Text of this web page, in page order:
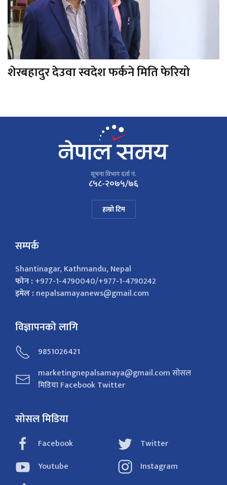
शेरबहादुर देउवा स्वदेश फर्कने मिति फेरियो
सूचना विभाग दर्ता नं.
८५८-२०७५/७६
हाम्रो टिम
सम्पर्क
Shantinagar, Kathmandu, Nepal
फोन :+977-1-4790040/+977-1-4790242
इमेल :nepalsamayanews@gmail.com
विज्ञापनको लागि
9851026421
marketingnepalsamaya@gmail.com सोसल
मिडिया Facebook Twitter
सोसल मिडिया
Facebook
Twitter
Youtube
Instagram